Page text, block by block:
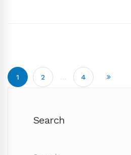
1 2 4
Search